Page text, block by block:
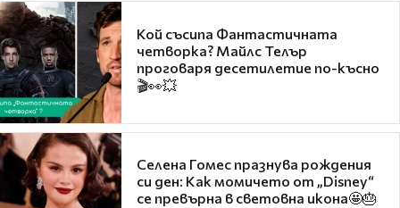
Кой съсипа Фантастичната
четворка? Майлс Телър
проговаря десетилетие по-късно
🎬👀💥
Селена Гомес празнува рождения
си ден: Как момичето от „Disney“
се превърна в световна икона🤩🎂